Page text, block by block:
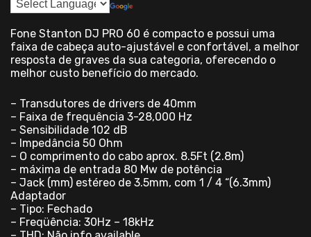
Fone Stanton DJ PRO 60 é compacto e possui uma
faixa de cabeça auto-ajustável e confortável, a melhor
resposta de graves da sua categoria, oferecendo o
melhor custo benefício do mercado.
– Transdutores de drivers de 40mm
– Faixa de frequência 3-28,000 Hz
– Sensibilidade 102 dB
– Impedância 50 Ohm
– O comprimento do cabo aprox. 8.5Ft (2.8m)
– máxima de entrada 80 Mw de potência
– Jack (mm) estéreo de 3.5mm, com 1 / 4 “(6.3mm)
Adaptador
– Tipo: Fechado
– Freqüência: 30Hz – 18kHz